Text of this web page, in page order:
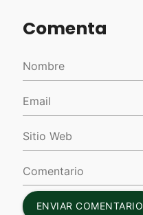
Comenta
ENVIAR COMENTARIO